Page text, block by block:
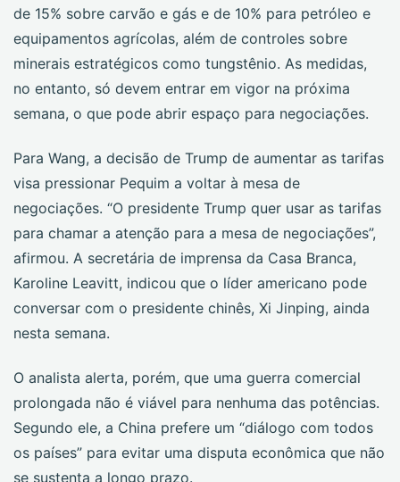
de 15% sobre carvão e gás e de 10% para petróleo e
equipamentos agrícolas, além de controles sobre
minerais estratégicos como tungstênio. As medidas,
no entanto, só devem entrar em vigor na próxima
semana, o que pode abrir espaço para negociações.
Para Wang, a decisão de Trump de aumentar as tarifas
visa pressionar Pequim a voltar à mesa de
negociações. “O presidente Trump quer usar as tarifas
para chamar a atenção para a mesa de negociações”,
afirmou. A secretária de imprensa da Casa Branca,
Karoline Leavitt, indicou que o líder americano pode
conversar com o presidente chinês, Xi Jinping, ainda
nesta semana.
O analista alerta, porém, que uma guerra comercial
prolongada não é viável para nenhuma das potências.
Segundo ele, a China prefere um “diálogo com todos
os países” para evitar uma disputa econômica que não
se sustenta a longo prazo.